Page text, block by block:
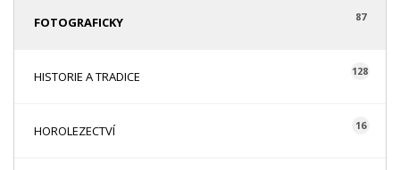
FOTOGRAFICKY 87
HISTORIE A TRADICE 128
HOROLEZECTVÍ 16